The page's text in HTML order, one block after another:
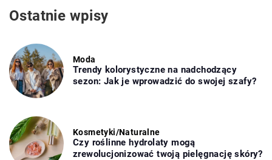
Ostatnie wpisy
Moda
Trendy kolorystyczne na nadchodzący
sezon: Jak je wprowadzić do swojej szafy?
Kosmetyki/Naturalne
Czy roślinne hydrolaty mogą
zrewolucjonizować twoją pielęgnację skóry?